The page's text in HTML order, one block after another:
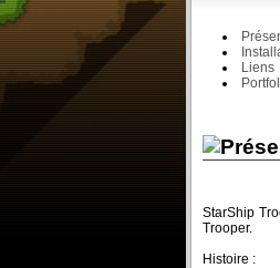
Liens
StarShip
Trooper.
Histoire :